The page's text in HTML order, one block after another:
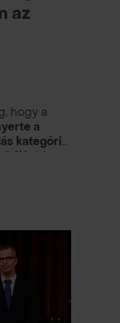
az
hogy a
a
kategória
! Az
járulnak